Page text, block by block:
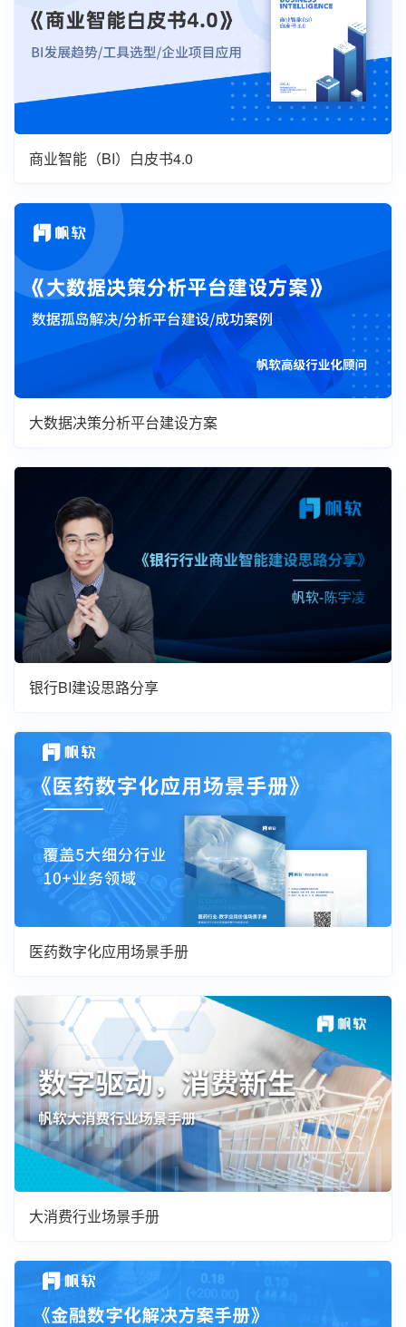
商业智能（BI）白皮书4.0
大数据决策分析平台建设方案
银行BI建设思路分享
医药数字化应用场景手册
大消费行业场景手册